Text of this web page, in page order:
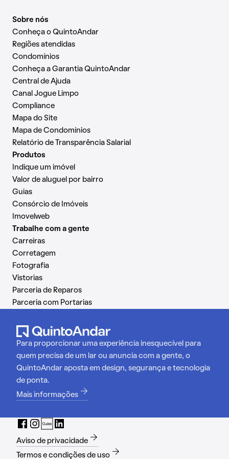
Sobre nós
Conheça o QuintoAndar
Regiões atendidas
Condomínios
Conheça a Garantia QuintoAndar
Central de Ajuda
Canal Jogue Limpo
Compliance
Mapa do Site
Mapa de Condomínios
Relatório de Transparência Salarial
Produtos
Indique um imóvel
Valor de aluguel por bairro
Guias
Consórcio de Imóveis
Imovelweb
Trabalhe com a gente
Carreiras
Corretagem
Fotografia
Vistorias
Parceria de Reparos
Parceria com Portarias
Para proporcionar uma experiência inesquecível para
quem precisa de um lar ou anuncia com a gente, o
QuintoAndar aposta em design, segurança e tecnologia
de ponta.
Mais informações
Aviso de privacidade
Termos e condições de uso